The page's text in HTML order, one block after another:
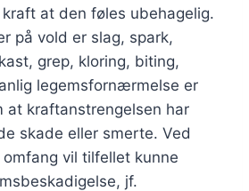
at den føles ubehagelig.
på vold er slag, spark,
grep, kloring, biting,
legemsfornærmelse er
at kraftanstrengelsen har
skade eller smerte. Ved
vil tilfellet kunne
jf.